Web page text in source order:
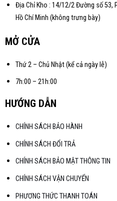
Địa Chỉ Kho : 14/12/2 Đường số 53,
Hồ Chí Minh (không trưng bày)
MỞ CỬA
Thứ 2 – Chủ Nhật (kể cả ngày lễ)
7h:00 – 21h:00
HƯỚNG DẪN
CHÍNH SÁCH BẢO HÀNH
CHÍNH SÁCH ĐỔI TRẢ
CHÍNH SÁCH BẢO MẬT THÔNG TIN
CHÍNH SÁCH VẬN CHUYỂN
PHƯƠNG THỨC THANH TOÁN